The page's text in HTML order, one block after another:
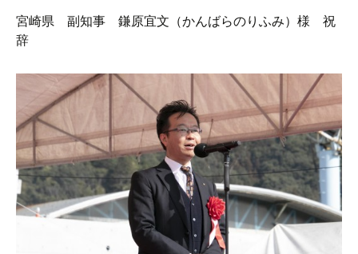
宮崎県 副知事 鎌原宜文（かんばらのりふみ）様 祝
辞